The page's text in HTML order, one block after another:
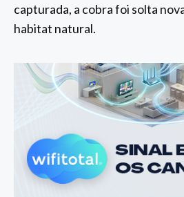
capturada, a cobra foi solta
habitat natural.